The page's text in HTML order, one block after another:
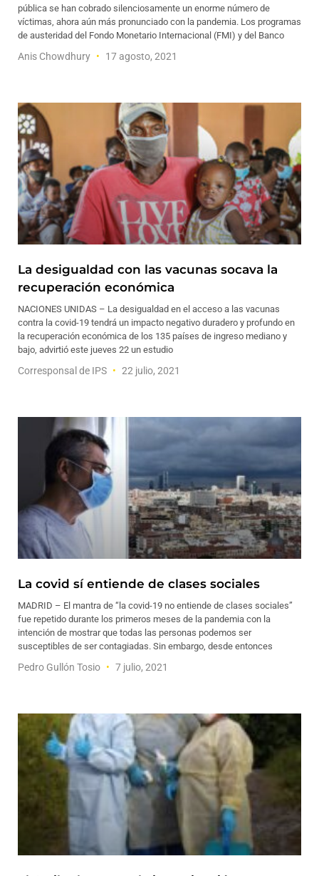
pública se han cobrado silenciosamente un enorme número de
víctimas, ahora aún más pronunciado con la pandemia. Los programas
de austeridad del Fondo Monetario Internacional (FMI) y del Banco
Anis Chowdhury 17 agosto, 2021
La desigualdad con las vacunas socava la
recuperación económica
NACIONES UNIDAS – La desigualdad en el acceso a las vacunas
contra la covid-19 tendrá un impacto negativo duradero y profundo en
la recuperación económica de los 135 países de ingreso mediano y
bajo, advirtió este jueves 22 un estudio
Corresponsal de IPS 22 julio, 2021
La covid sí entiende de clases sociales
MADRID – El mantra de “la covid-19 no entiende de clases sociales”
fue repetido durante los primeros meses de la pandemia con la
intención de mostrar que todas las personas podemos ser
susceptibles de ser contagiadas. Sin embargo, desde entonces
Pedro Gullón Tosio 7 julio, 2021